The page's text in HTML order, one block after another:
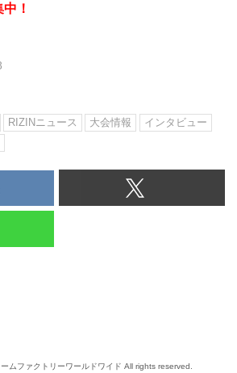
！
RIZINニュース 大会情報
インタビュー
ムファクトリーワールドワイド All rights reserved.